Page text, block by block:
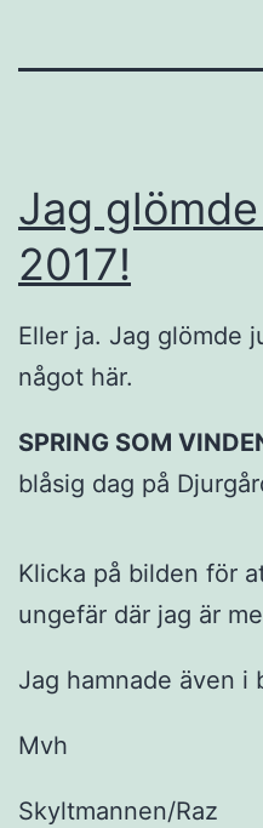
Jag
2017!
Eller ja. Jag glömde
något här.
SPRING SOM
blåsig dag på
Klicka på bilden för
ungefär där jag är
Jag hamnade även i
Mvh
Skyltmannen/Raz